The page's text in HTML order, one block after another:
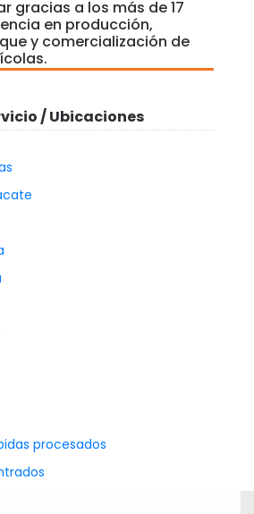
gracias a los más de 17
en producción,
y comercialización de
/ Ubicaciones
procesados